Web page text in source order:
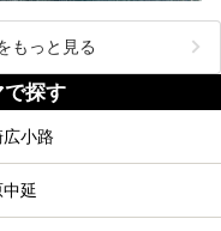
もっと見る
探す
広小路
延